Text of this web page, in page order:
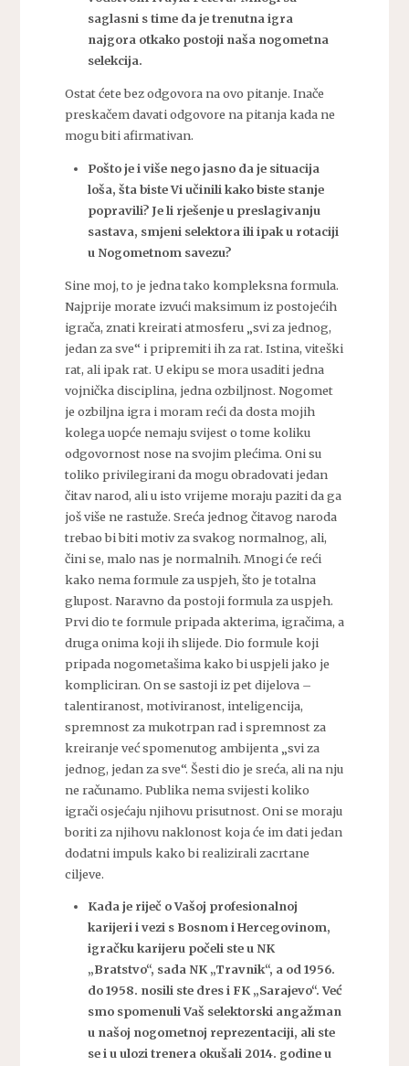
saglasni s time da je trenutna igra
najgora otkako postoji naša nogometna
selekcija.
Ostat ćete bez odgovora na ovo pitanje. Inače
preskačem davati odgovore na pitanja kada ne
mogu biti afirmativan.
Pošto je i više nego jasno da je situacija
loša, šta biste Vi učinili kako biste stanje
popravili? Je li rješenje u preslagivanju
sastava, smjeni selektora ili ipak u rotaciji
u Nogometnom savezu?
Sine moj, to je jedna tako kompleksna formula.
Najprije morate izvući maksimum iz postojećih
igrača, znati kreirati atmosferu „svi za jednog,
jedan za sve“ i pripremiti ih za rat. Istina, viteški
rat, ali ipak rat. U ekipu se mora usaditi jedna
vojnička disciplina, jedna ozbiljnost. Nogomet
je ozbiljna igra i moram reći da dosta mojih
kolega uopće nemaju svijest o tome koliku
odgovornost nose na svojim plećima. Oni su
toliko privilegirani da mogu obradovati jedan
čitav narod, ali u isto vrijeme moraju paziti da ga
još više ne rastuže. Sreća jednog čitavog naroda
trebao bi biti motiv za svakog normalnog, ali,
čini se, malo nas je normalnih. Mnogi će reći
kako nema formule za uspjeh, što je totalna
glupost. Naravno da postoji formula za uspjeh.
Prvi dio te formule pripada akterima, igračima, a
druga onima koji ih slijede. Dio formule koji
pripada nogometašima kako bi uspjeli jako je
kompliciran. On se sastoji iz pet dijelova –
talentiranost, motiviranost, inteligencija,
spremnost za mukotrpan rad i spremnost za
kreiranje već spomenutog ambijenta „svi za
jednog, jedan za sve“. Šesti dio je sreća, ali na nju
ne računamo. Publika nema svijesti koliko
igrači osjećaju njihovu prisutnost. Oni se moraju
boriti za njihovu naklonost koja će im dati jedan
dodatni impuls kako bi realizirali zacrtane
ciljeve.
Kada je riječ o Vašoj profesionalnoj
karijeri i vezi s Bosnom i Hercegovinom,
igračku karijeru počeli ste u NK
„Bratstvo“, sada NK „Travnik“, a od 1956.
do 1958. nosili ste dres i FK „Sarajevo“. Već
smo spomenuli Vaš selektorski angažman
u našoj nogometnoj reprezentaciji, ali ste
se i u ulozi trenera okušali 2014. godine u